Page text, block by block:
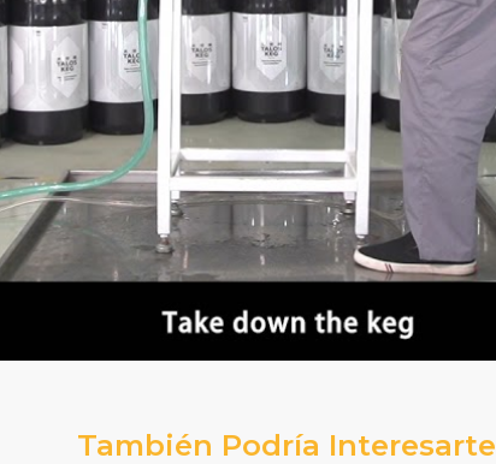
También Podría Interesarte